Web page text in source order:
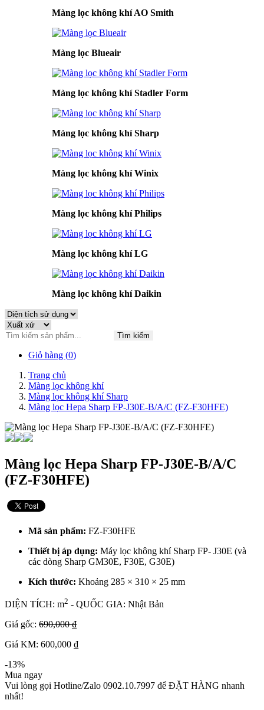
Màng lọc không khí AO Smith
Màng lọc Blueair
Màng lọc không khí Stadler Form
Màng lọc không khí Sharp
Màng lọc không khí Winix
Màng lọc không khí Philips
Màng lọc không khí LG
Màng lọc không khí Daikin
Tìm kiếm
Giỏ hàng (0)
Trang chủ
Màng lọc không khí
Màng lọc không khí Sharp
Màng lọc Hepa Sharp FP-J30E-B/A/C (FZ-F30HFE)
Màng lọc Hepa Sharp FP-J30E-B/A/C
(FZ-F30HFE)
Mã sản phẩm: FZ-F30HFE
Thiết bị áp dụng: Máy lọc không khí Sharp FP- J30E (và
các dòng Sharp GM30E, F30E, G30E)
Kích thước: Khoảng 285 × 310 × 25 mm
DIỆN TÍCH: m2 - QUỐC GIA: Nhật Bản
Giá gốc: 690,000 ₫
Giá KM: 600,000 ₫
-13%
Mua ngay
Vui lòng gọi Hotline/Zalo 0902.10.7997 để ĐẶT HÀNG nhanh
nhất!